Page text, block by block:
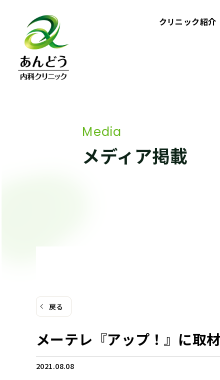
クリニック紹介
Media
メディア掲載
戻る
メーテレ『アップ！』に取
2021.08.08